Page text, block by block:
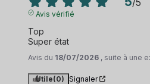
Avis vérifié
Top
Super état
Avis du 18/07/2026 , suite à une
Utile(0) Signaler